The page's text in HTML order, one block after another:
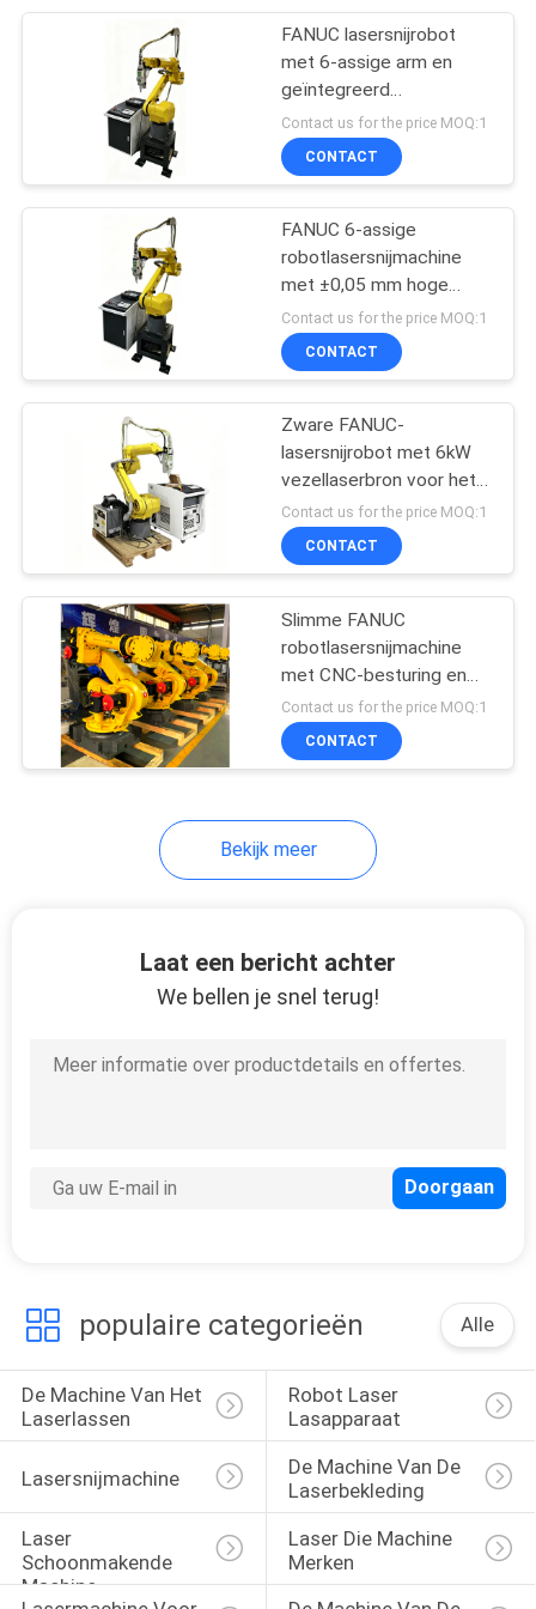
YAG
laserlasapparaat
De Machine van de
batterijlaser
De Machine van de
hardwarelaser
Industriële
laserapparatuur
FANUC lasersnijrobot
met 6-assige arm en
geïntegreerd
visionsysteem voor
nauwkeurige
plaatbewerking
Contact us for the price MOQ:1
CONTACT
FANUC 6-assige
robotlasersnijmachine
met ±0,05 mm hoge
nauwkeurigheid voor 3D-
contouren in de
automobielindustrie
Contact us for the price MOQ:1
CONTACT
Zware FANUC-
lasersnijrobot met 6kW
vezellaserbron voor het
snijden van dikke platen
staal en industriële
metaalfabricage
Contact us for the price MOQ:1
CONTACT
Slimme FANUC
robotlasersnijmachine
met CNC-besturing en
CAD/CAM-compatibiliteit
voor snijden met
complexe geometrie in
Contact us for the price MOQ:1
CONTACT
Bekijk meer
Laat een bericht achter
We bellen je snel terug!
populaire categorieën Alle
De Machine Van Het
Laserlassen
Robot Laser
Lasapparaat
Lasersnijmachine
De Machine Van De
Laserbekleding
Laser
Schoonmakende
Machine
Laser Die Machine
Merken